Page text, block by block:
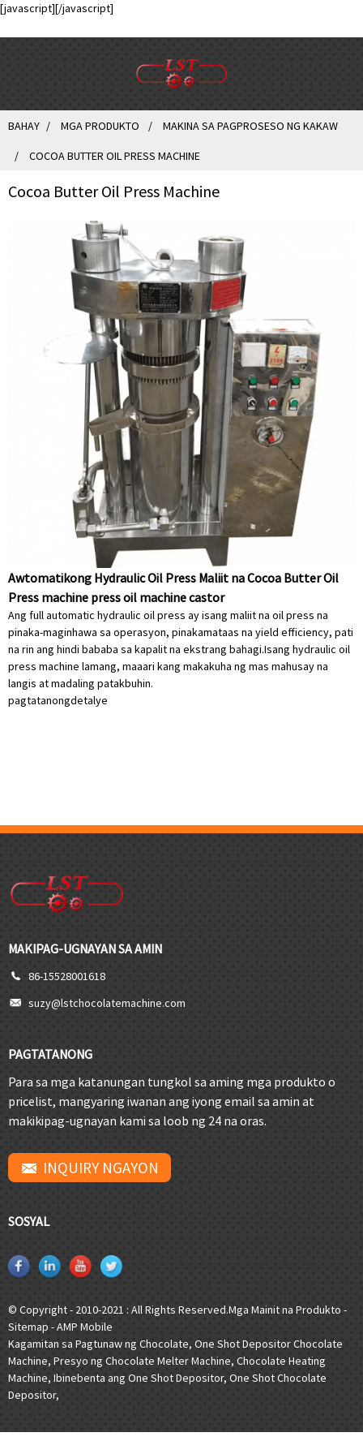
[javascript][/javascript]
BAHAY MGA PRODUKTO MAKINA SA PAGPROSESO NG KAKAW
COCOA BUTTER OIL PRESS MACHINE
Cocoa Butter Oil Press Machine
Awtomatikong Hydraulic Oil Press Maliit na Cocoa Butter Oil
Press machine press oil machine castor
Ang full automatic hydraulic oil press ay isang maliit na oil press na
pinaka-maginhawa sa operasyon, pinakamataas na yield efficiency, pati
na rin ang hindi bababa sa kapalit na ekstrang bahagi.Isang hydraulic oil
press machine lamang, maaari kang makakuha ng mas mahusay na
langis at madaling patakbuhin.
pagtatanongdetalye
MAKIPAG-UGNAYAN SA AMIN
86-15528001618
suzy@lstchocolatemachine.com
PAGTATANONG
Para sa mga katanungan tungkol sa aming mga produkto o
pricelist, mangyaring iwanan ang iyong email sa amin at
makikipag-ugnayan kami sa loob ng 24 na oras.
INQUIRY NGAYON
SOSYAL
© Copyright - 2010-2021 : All Rights Reserved.Mga Mainit na Produkto -
Sitemap -AMP Mobile
Kagamitan sa Pagtunaw ng Chocolate, One Shot Depositor Chocolate
Machine, Presyo ng Chocolate Melter Machine, Chocolate Heating
Machine, Ibinebenta ang One Shot Depositor, One Shot Chocolate
Depositor,